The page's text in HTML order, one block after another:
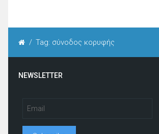
/ Tag: σύνοδος κορυφής
NEWSLETTER